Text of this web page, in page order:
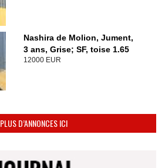
Nashira de Molion, Jument,
3 ans, Grise; SF, toise 1.65
12000 EUR
PLUS D’ANNONCES ICI